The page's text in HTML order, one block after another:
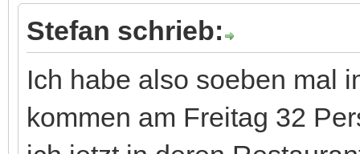
Stefan schrieb:
Ich habe also soeben mal
kommen am Freitag 32